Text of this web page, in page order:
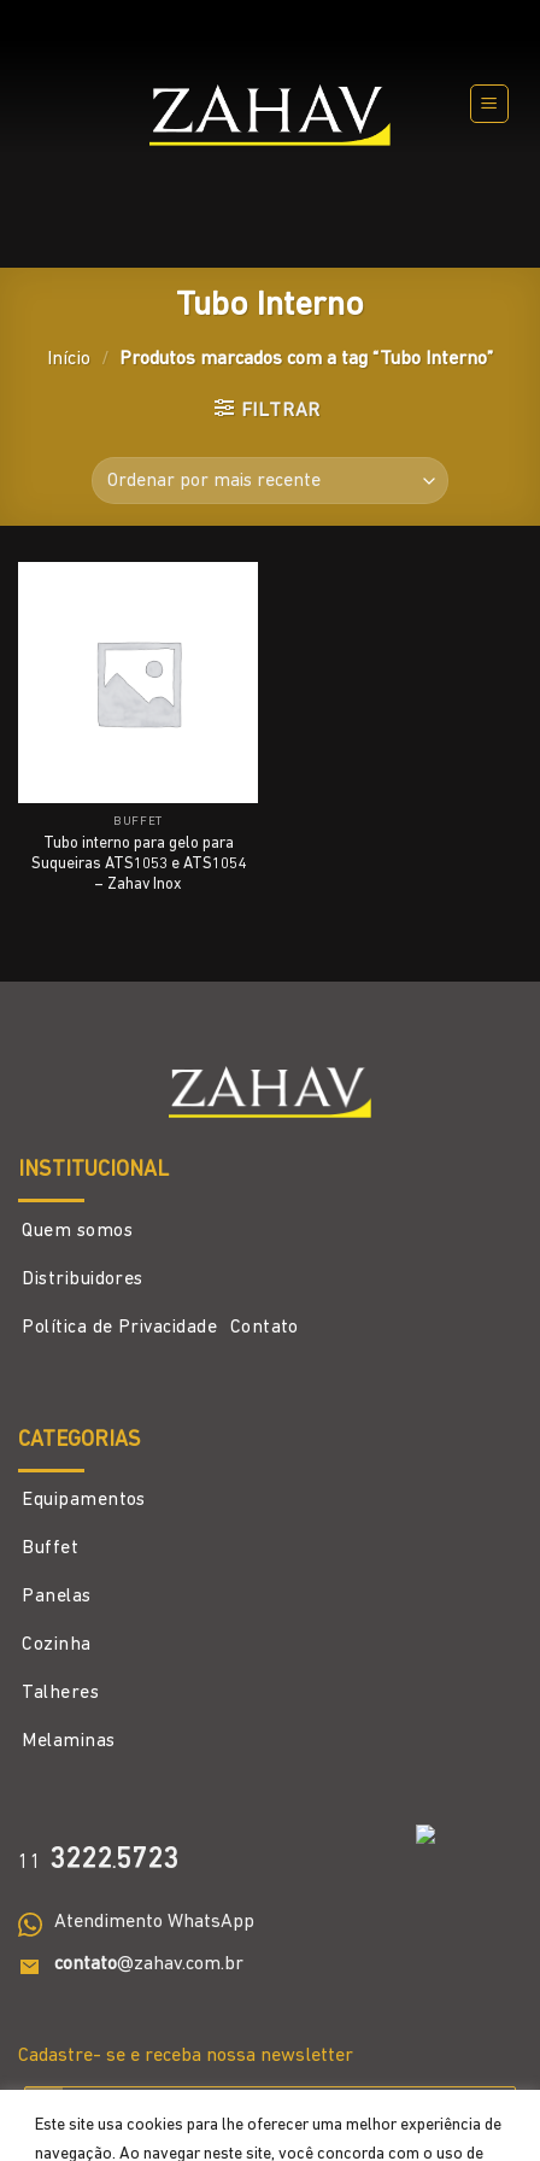
Este site usa cookies para lhe oferecer uma melhor experiência de
navegação. Ao navegar neste site, você concorda com o uso de
Tubo Interno
Início / Produtos marcados com a tag “Tubo Interno”
FILTRAR
BUFFET
Tubo interno para gelo para
Suqueiras ATS1053 e ATS1054
– Zahav Inox
INSTITUCIONAL
Quem somos
Distribuidores
Política de Privacidade Contato
CATEGORIAS
Equipamentos
Buffet
Panelas
Cozinha
Talheres
Melaminas
11 3222.5723
Atendimento WhatsApp
contato@zahav.com.br
Cadastre- se e receba nossa newsletter